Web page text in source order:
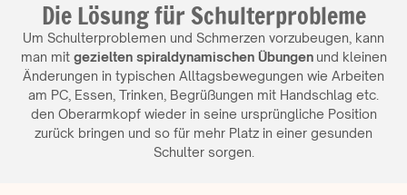
Die Lösung für Schulterprobleme
Um Schulterproblemen und Schmerzen vorzubeugen, kann
man mit gezielten spiraldynamischen Übungenund kleinen
Änderungen in typischen Alltagsbewegungen wie Arbeiten
am PC, Essen, Trinken, Begrüßungen mit Handschlag etc.
den Oberarmkopf wieder in seine ursprüngliche Position
zurück bringen und so für mehr Platz in einer gesunden
Schulter sorgen.